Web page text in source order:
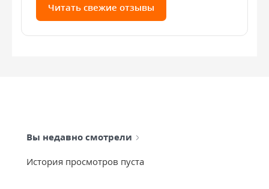
Читать свежие отзывы
Вы недавно смотрели
История просмотров пуста